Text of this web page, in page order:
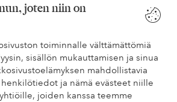
joten niin on
toiminnalle välttämättömiä
sisällön mukauttamisen ja sinua
mahdollistavia
henkilötiedot ja nämä evästeet niille
joiden kanssa teemme
kysyttyihin kysymyksiin usein
Löydät myös tietoa siitä, miten voit ottaa